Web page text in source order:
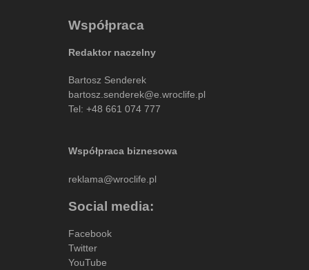
Współpraca
Redaktor naczelny
Bartosz Senderek
bartosz.senderek@e.wroclife.pl
Tel: +48 661 074 777
Współpraca biznesowa
reklama@wroclife.pl
Social media:
Facebook
Twitter
YouTube